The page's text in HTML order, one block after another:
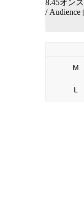
8.45オン
/ Audience [
M
L